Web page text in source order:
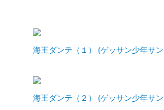
海王ダンテ（１） (ゲッサン少年サ
海王ダンテ（２） (ゲッサン少年サ